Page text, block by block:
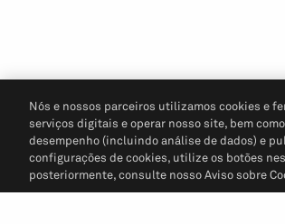
Nós e nossos parceiros utilizamos cookies e
serviços digitais e operar nosso site, bem
desempenho (incluindo análise de dados) e
configurações de cookies, utilize os botões
posteriormente, consulte nosso Aviso sobre